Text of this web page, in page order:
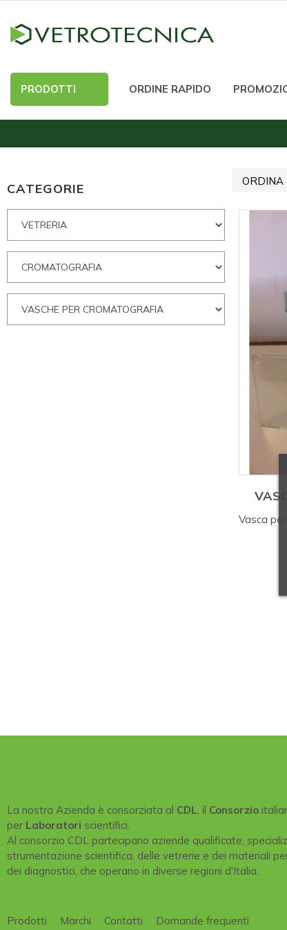
PRODOTTI ORDINE RAPIDO
CATEGORIE ORDINA
Vasca
La nostra Azienda è consorziata al CDL, il Consorzio
per Laboratori scientifici.
Al consorzio CDL partecipano aziende qualificate,
strumentazione scientifica, delle vetrerie e dei materiali
dei diagnostici, che operano in diverse regioni d'Italia.
Prodotti Marchi Contatti Domande frequenti